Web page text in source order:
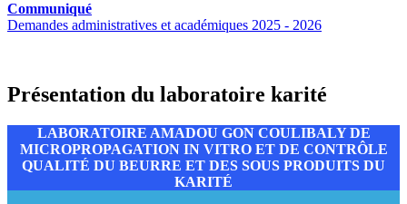
Communiqué
Demandes administratives et académiques 2025 - 2026
Présentation du laboratoire karité
LABORATOIRE AMADOU GON COULIBALY DE
MICROPROPAGATION IN VITRO ET DE CONTRÔLE
QUALITÉ DU BEURRE ET DES SOUS PRODUITS DU
KARITÉ